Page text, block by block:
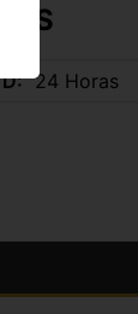
D 24 Horas